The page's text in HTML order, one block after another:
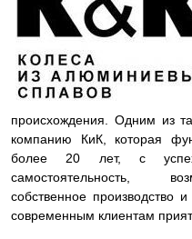
происхождения. Одним из
компанию КиК, которая
более 20 лет, с
самостоятельность,
собственное производство
современным клиентам